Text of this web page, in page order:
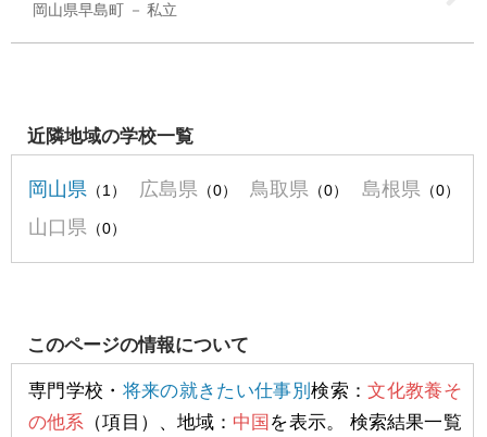
岡山県早島町 私立
近隣地域の学校一覧
岡山県 （1） 広島県 （0） 鳥取県 （0） 島根県 （0）
山口県 （0）
このページの情報について
専門学校・ 将来の就きたい仕事別検索：文化教養そ
の他系 （項目）、地域： 中国 を表示。 検索結果一覧